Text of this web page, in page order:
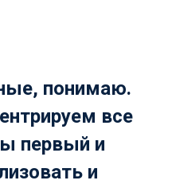
понимаю.
все
первый и
и